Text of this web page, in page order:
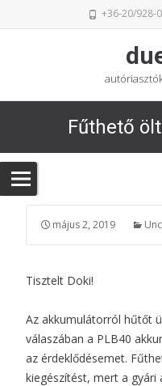
+36-20/928-
Fűthető
május 2, 2019
Tisztelt Doki!
Az akkumulátorról hűtőt
válaszában a PLB40
az érdeklődésemet.
kiegészítést, mert a gyári